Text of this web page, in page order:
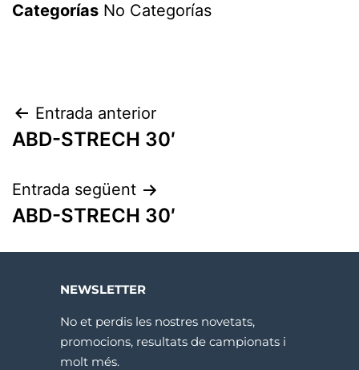
Categorías No Categorías
Entrada anterior
ABD-STRECH 30′
Entrada següent
ABD-STRECH 30′
NEWSLETTER
No et perdis les nostres novetats,
promocions, resultats de campionats i
molt més.